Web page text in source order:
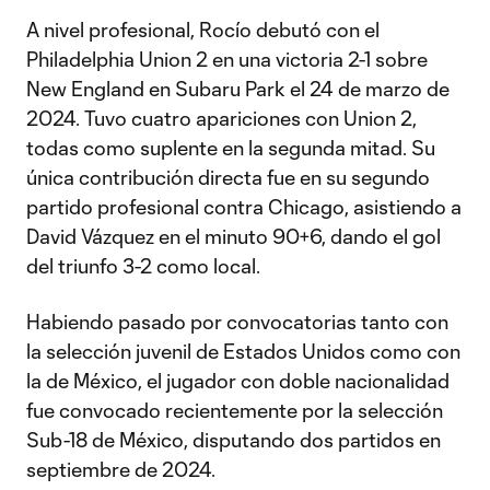
A nivel profesional, Rocío debutó con el
Philadelphia Union 2 en una victoria 2-1 sobre
New England en Subaru Park el 24 de marzo de
2024. Tuvo cuatro apariciones con Union 2,
todas como suplente en la segunda mitad. Su
única contribución directa fue en su segundo
partido profesional contra Chicago, asistiendo a
David Vázquez en el minuto 90+6, dando el gol
del triunfo 3-2 como local.
Habiendo pasado por convocatorias tanto con
la selección juvenil de Estados Unidos como con
la de México, el jugador con doble nacionalidad
fue convocado recientemente por la selección
Sub-18 de México, disputando dos partidos en
septiembre de 2024.